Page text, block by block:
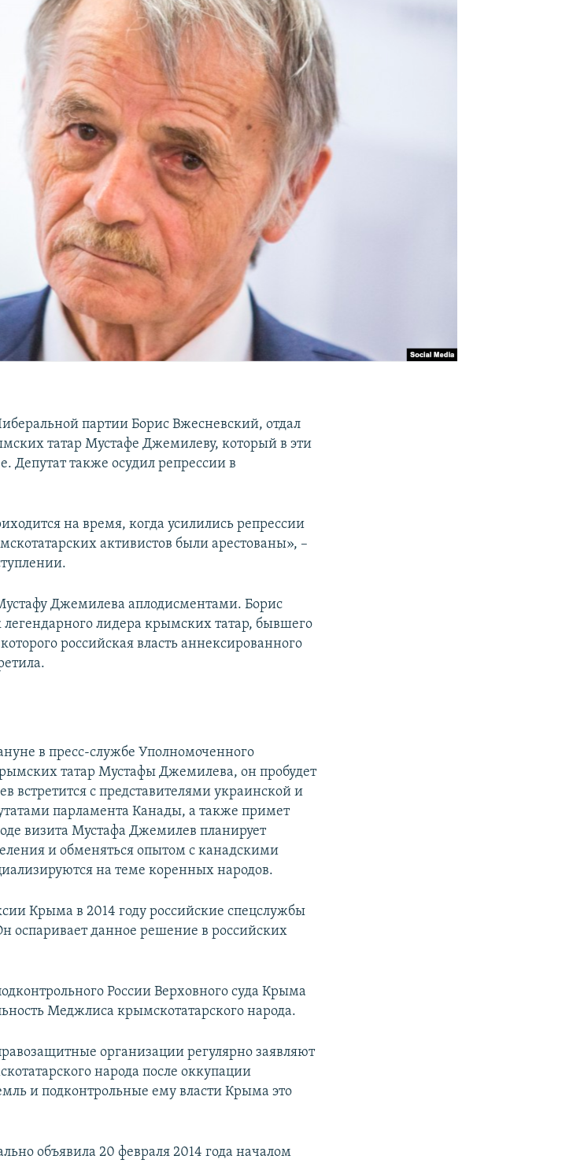
партии Борис Вжесневский, отдал
татар Мустафе Джемилеву, который в эти
Депутат также осудил репрессии в
на время, когда усилились репрессии
активистов были арестованы», –
Джемилева аплодисментами. Борис
легендарного лидера крымских татар, бывшего
российская власть аннексированного
в пресс-службе Уполномоченного
татар Мустафы Джемилева, он пробудет
встретится с представителями украинской и
парламента Канады, а также примет
визита Мустафа Джемилев планирует
и обменяться опытом с канадскими
на теме коренных народов.
Крыма в 2014 году российские спецслужбы
оспаривает данное решение в российских
России Верховного суда Крыма
Меджлиса крымскотатарского народа.
организации регулярно заявляют
народа после оккупации
и подконтрольные ему власти Крыма это
объявила 20 февраля 2014 года началом